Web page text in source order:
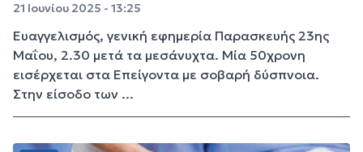
21 Ιουνίου 2025 - 13:25
Ευαγγελισμός, γενική εφημερία Παρασκευής 23ης
Μαΐου, 2.30 μετά τα μεσάνυχτα. Μία 50χρονη
εισέρχεται στα Επείγοντα με σοβαρή δύσπνοια.
Στην είσοδο των ...